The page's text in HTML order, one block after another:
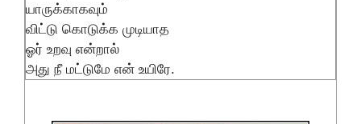
யாருக்காகவும்
விட்டு கொடுக்க முடியாத
ஓர் உறவு என்றால்
அது நீ மட்டுமே என் உயிரே.